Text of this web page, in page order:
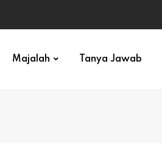
Majalah Tanya Jawab